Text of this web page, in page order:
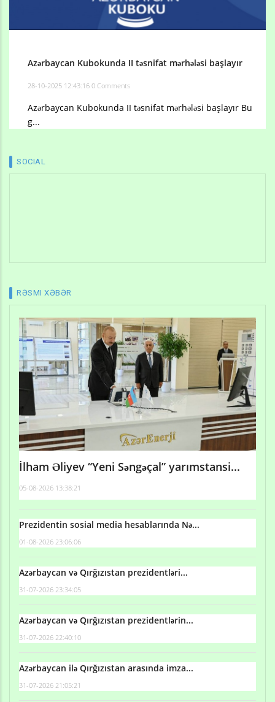
Azərbaycan Kubokunda II təsnifat mərhələsi başlayır
28-10-2025 12:43:16 0 Comments
Azərbaycan Kubokunda II təsnifat mərhələsi başlayır Bu
g...
SOCIAL
RƏSMI XƏBƏR
İlham Əliyev “Yeni Səngəçal” yarımstansi...
05-08-2026 13:38:21
Prezidentin sosial media hesablarında Nə...
01-08-2026 23:06:06
Azərbaycan və Qırğızıstan prezidentləri...
31-07-2026 23:34:05
Azərbaycan və Qırğızıstan prezidentlərin...
31-07-2026 22:40:10
Azərbaycan ilə Qırğızıstan arasında imza...
31-07-2026 21:05:21